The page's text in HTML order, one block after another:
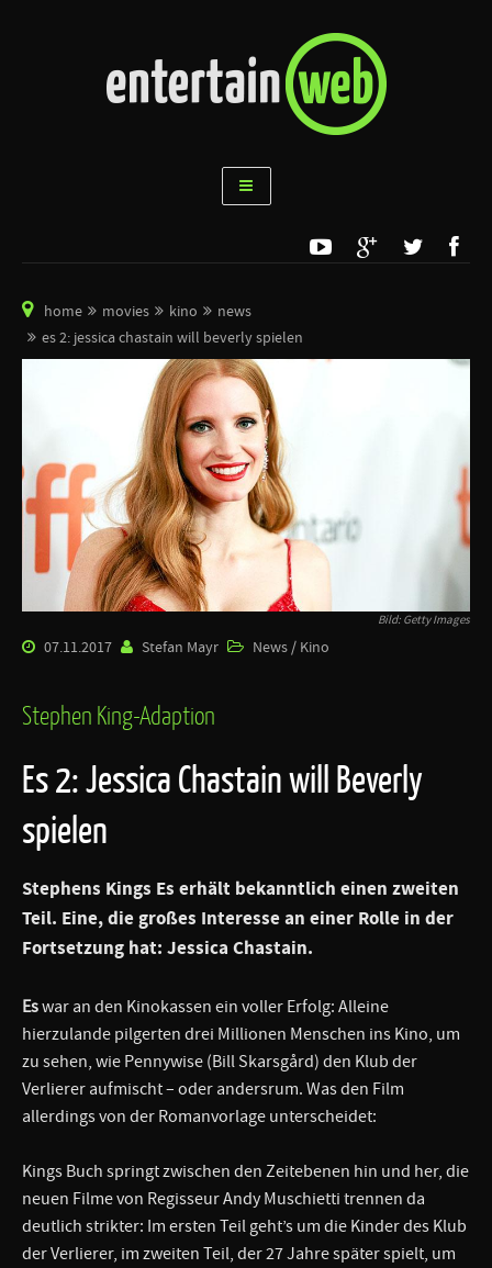
home movies kino
news
es 2: jessica chastain will beverly spielen
Bild: Getty Images
07.11.2017 Stefan Mayr News / Kino
Stephen King-Adaption
Es 2: Jessica Chastain will Beverly
spielen
Stephens Kings Es erhält bekanntlich einen zweiten
Teil. Eine, die großes Interesse an einer Rolle in der
Fortsetzung hat: Jessica Chastain.
Eswar an den Kinokassen ein voller Erfolg: Alleine
hierzulande pilgerten drei Millionen Menschen ins Kino, um
zu sehen, wie Pennywise (Bill Skarsgård) den Klub der
Verlierer aufmischt – oder andersrum. Was den Film
allerdings von der Romanvorlage unterscheidet:
Kings Buch springt zwischen den Zeitebenen hin und her, die
neuen Filme von Regisseur Andy Muschietti trennen da
deutlich strikter: Im ersten Teil geht’s um die Kinder des Klub
der Verlierer, im zweiten Teil, der 27 Jahre später spielt, um